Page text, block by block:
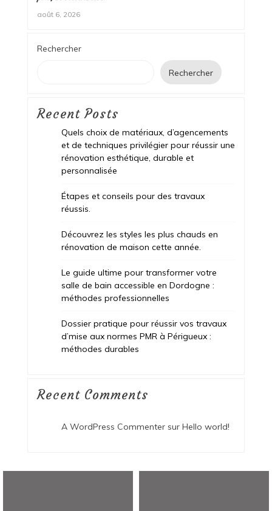
août 6, 2026
Rechercher
Rechercher
Recent Posts
Quels choix de matériaux, d’agencements
et de techniques privilégier pour réussir une
rénovation esthétique, durable et
personnalisée
Étapes et conseils pour des travaux
réussis.
Découvrez les styles les plus chauds en
rénovation de maison cette année.
Le guide ultime pour transformer votre
salle de bain accessible en Dordogne :
méthodes professionnelles
Dossier pratique pour réussir vos travaux
d’mise aux normes PMR à Périgueux :
méthodes durables
Recent Comments
A WordPress Commentersur Hello world!